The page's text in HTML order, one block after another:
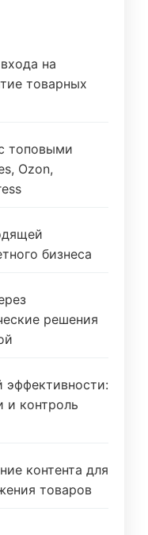
на
товарных
топовыми
Ozon,
бизнеса
решения
эффективности:
и контроль
контента для
товаров